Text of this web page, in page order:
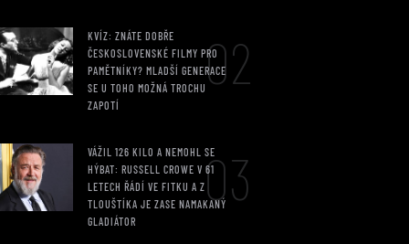
KVÍZ: ZNÁTE DOBŘE
ČESKOSLOVENSKÉ FILMY PRO
PAMĚTNÍKY? MLADŠÍ GENERACE
SE U TOHO MOŽNÁ TROCHU
ZAPOTÍ
02
VÁŽIL 126 KILO A NEMOHL SE
HÝBAT: RUSSELL CROWE V 61
LETECH ŘÁDÍ VE FITKU A Z
TLOUŠTÍKA JE ZASE NAMAKANÝ
GLADIÁTOR
03